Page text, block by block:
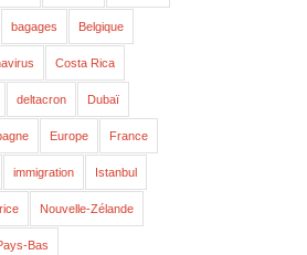
bagages Belgique
Costa Rica
deltacron Dubaï
Europe France
immigration Istanbul
Nouvelle-Zélande
Bas